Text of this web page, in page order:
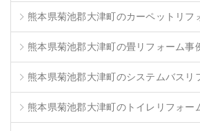
熊本県菊池郡大津町のカーペットリフ
熊本県菊池郡大津町の畳リフォーム事
熊本県菊池郡大津町のシステムバスリ
熊本県菊池郡大津町のトイレリフォー